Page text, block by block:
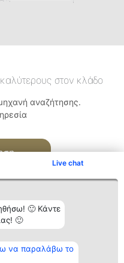
Live chat
🙂 Κάντε
🙂
να παραλάβω το
στον κλάδο
αναζήτησης.
Επικοινωνία
Επικοινωνία